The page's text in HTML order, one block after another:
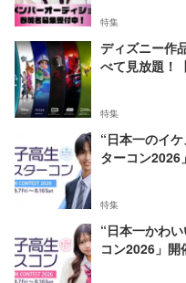
特集
ディズニー作
べて見放題！
特集
“日本一のイ
ターコン2026
特集
“日本一かわ
コン2026」開